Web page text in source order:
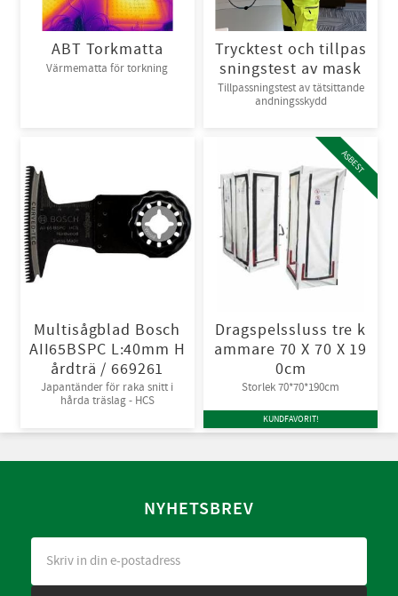
ABT Torkmatta
Värmematta för torkning
Trycktest och tillpas
sningstest av mask
Tillpassningstest av tätsittande
andningsskydd
Multisågblad Bosch
AII65BSPC L:40mm H
årdträ / 669261
Japantänder för raka snitt i
hårda träslag - HCS
Dragspelssluss tre k
ammare 70 X 70 X 19
0cm
Storlek 70*70*190cm
ASBEST
KUNDFAVORIT!
NYHETSBREV